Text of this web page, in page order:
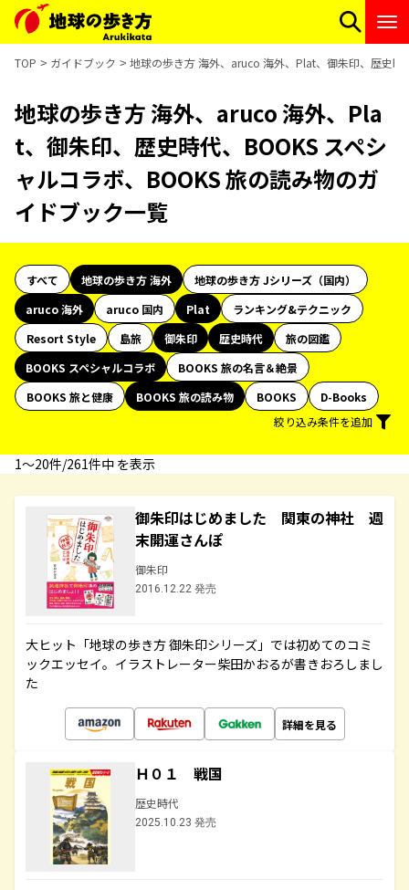
TOP ガイドブック 地球の歩き方 海外、aruco 海外、Plat、御朱印、歴史時
地球の歩き方 海外、aruco 海外、Pla
t、御朱印、歴史時代、BOOKS スペシ
ャルコラボ、BOOKS 旅の読み物のガ
イドブック一覧
すべて 地球の歩き方 海外
地球の歩き方 Jシリーズ（国内）
aruco 海外
aruco 国内 Plat
ランキング&テクニック
Resort Style
島旅 御朱印 歴史時代
旅の図鑑
BOOKS スペシャルコラボ
BOOKS 旅の名言＆絶景
BOOKS 旅と健康
BOOKS 旅の読み物 BOOKS
D-Books
絞り込み条件を追加
1〜20件/261件中 を表示
御朱印はじめました 関東の神社 週
末開運さんぽ
御朱印
2016.12.22 発売
大ヒット「地球の歩き方 御朱印シリーズ」では初めてのコミ
ックエッセイ。イラストレーター柴田かおるが書きおろしまし
た
詳細を見る
Ｈ０１ 戦国
歴史時代
2025.10.23 発売